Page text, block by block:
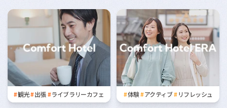
Comfort HOTEL
観光 出張 ライブラリーカフェ
Comfort HOTEL ERA
体験 アクティブ リフレッシュ